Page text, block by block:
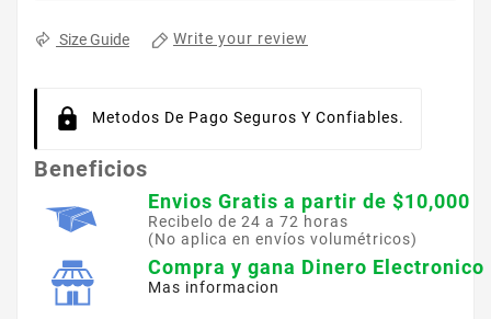
Size Guide Write your review
Metodos De Pago Seguros Y Confiables.
Beneficios
Envios Gratis a partir de $10,000
Recibelo de 24 a 72 horas
(No aplica en envíos volumétricos)
Compra y gana Dinero Electronico
Mas informacion